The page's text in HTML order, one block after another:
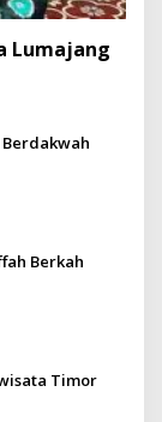
Lumajang
Berkah
Timor